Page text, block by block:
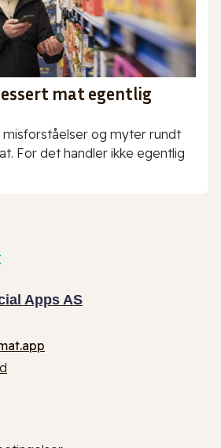
mat egentlig
og myter rundt
For det handler ikke egentlig
Apps AS